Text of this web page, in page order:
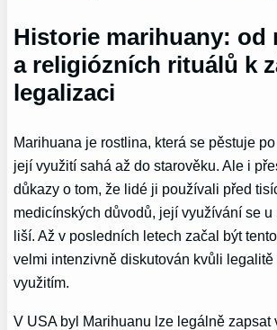
Historie marihuany: od
a religiózních rituálů k
legalizaci
Marihuana je rostlina, která se pěstuje
její využití sahá až do starověku. Ale i
důkazy o tom, že lidé ji používali před
medicínských důvodů, její využívání se u
liší. Až v posledních letech začal být
velmi intenzivně diskutován kvůli
využitím.
V USA byl Marihuanu lze legálně zapsat